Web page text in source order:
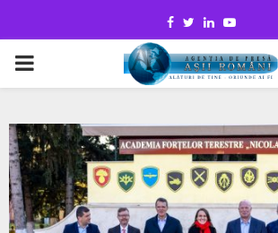
Facebook
TwitterLinkedinYoutube
PRIMARY